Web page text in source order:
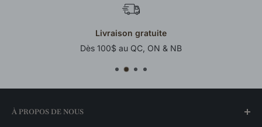
Livraison gratuite
Dès 100$ au QC, ON & NB
À PROPOS DE NOUS